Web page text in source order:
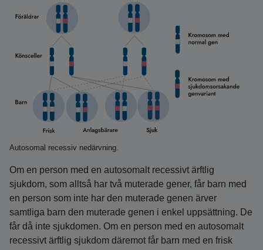
Autosomal recessiv nedärvning.
Om en person med en autosomalt recessivt ärftlig
sjukdom, som alltså har två muterade gener, får barn med
en person som inte har den muterade genen ärver
samtliga barn den muterade genen i enkel uppsättning. De
får då inte sjukdomen. Om en person med en autosomalt
recessivt ärftlig sjukdom däremot får barn med en frisk